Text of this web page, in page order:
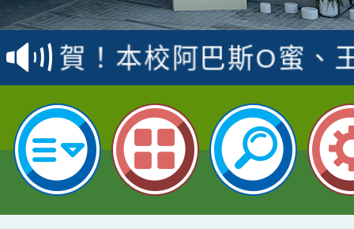
賽 洪綺君教師榮獲社
名
賀！本校阿巴斯O蜜、
倩參加桃園市科展 國
名 指導老師王老師、
賀！本校四年二班張O
園市英語競賽國小朗讀
指導老師林老師
賀！本校參加桃園市中
賽 劉文瑛教師榮獲教
賀！本校參與2026世